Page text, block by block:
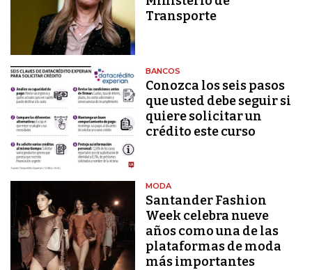
Transporte
BANCOS
Conozca los seis pasos
que usted debe seguir si
quiere solicitar un
crédito este curso
MODA
Santander Fashion
Week celebra nueve
años como una de las
plataformas de moda
más importantes